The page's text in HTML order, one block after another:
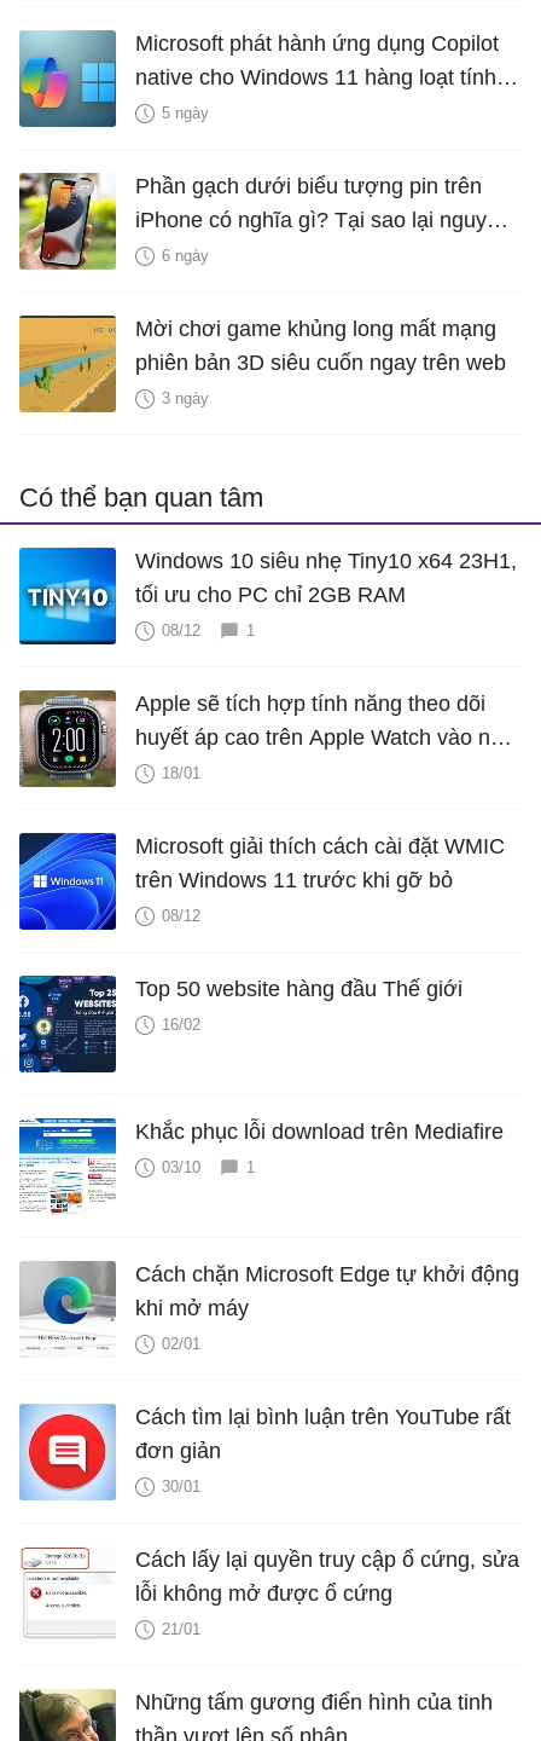
Microsoft phát hành ứng dụng Copilot
native cho Windows 11 hàng loạt tính
năng mới Hữu Ích
5 ngày
Phần gạch dưới biểu tượng pin trên
iPhone có nghĩa gì? Tại sao lại nguy
hiểm?
6 ngày
Mời chơi game khủng long mất mạng
phiên bản 3D siêu cuốn ngay trên web
3 ngày
Có thể bạn quan tâm
Windows 10 siêu nhẹ Tiny10 x64 23H1,
tối ưu cho PC chỉ 2GB RAM
08/12 1
Apple sẽ tích hợp tính năng theo dõi
huyết áp cao trên Apple Watch vào năm
2025?
18/01
Microsoft giải thích cách cài đặt WMIC
trên Windows 11 trước khi gỡ bỏ
08/12
Top 50 website hàng đầu Thế giới
16/02
Khắc phục lỗi download trên Mediafire
03/10 1
Cách chặn Microsoft Edge tự khởi động
khi mở máy
02/01
Cách tìm lại bình luận trên YouTube rất
đơn giản
30/01
Cách lấy lại quyền truy cập ổ cứng, sửa
lỗi không mở được ổ cứng
21/01
Những tấm gương điển hình của tinh